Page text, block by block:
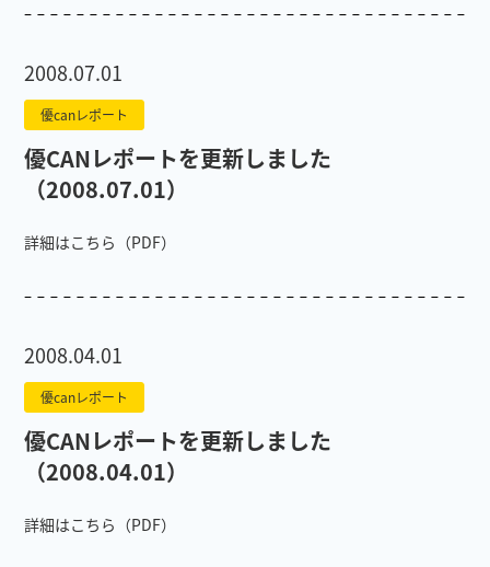
2008.07.01
優canレポート
優CANレポートを更新しました
（2008.07.01）
詳細はこちら（PDF）
2008.04.01
優canレポート
優CANレポートを更新しました
（2008.04.01）
詳細はこちら（PDF）